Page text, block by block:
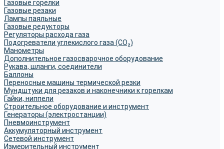
Газовые горелки
Газовые резаки
Лампы паяльные
Газовые редукторы
Регуляторы расхода газа
Подогреватели углекислого газа (CO₂)
Манометры
Дополнительное газосварочное оборудование
Рукава, шланги, соединители
Баллоны
Переносные машины термической резки
Мундштуки для резаков и наконечники к горелкам
Гайки, ниппели
Строительное оборудование и инструмент
Генераторы (электростанции)
Пневмоинструмент
Аккумуляторный инструмент
Сетевой инструмент
Измерительный инструмент